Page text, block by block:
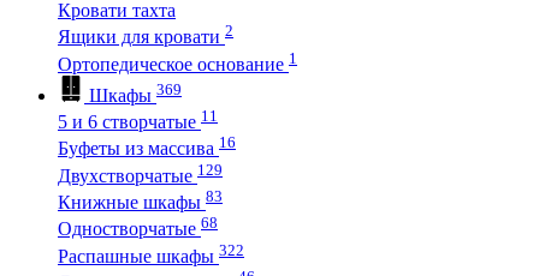
Кровати тахта
Ящики для кровати 2
Ортопедическое основание 1
Шкафы 369
5 и 6 створчатые 11
Буфеты из массива 16
Двухстворчатые 129
Книжные шкафы 83
Одностворчатые 68
Распашные шкафы 322